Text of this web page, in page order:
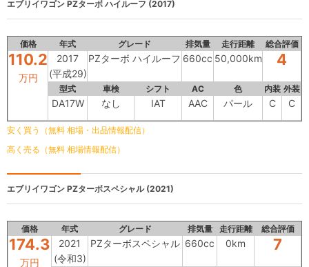
エブリイワゴン PZターボ ハイルーフ (2017)
価格 年式 グレード 排気量 走行距離 総合評価
110.2
万円
2017
(平成29)
PZターボ ハイルーフ 660cc 50,000km 4
型式 車検 シフト AC 色 内装 外装
DA17W なし IAT AAC パール C C
安く買う（無料 相場・出品情報配信）
高く売る（無料 相場情報配信）
エブリイワゴン PZターボスペシャル (2021)
価格 年式 グレード 排気量 走行距離 総合評価
174.3
万円
2021
(令和3)
PZターボスペシャル 660cc 0km 7